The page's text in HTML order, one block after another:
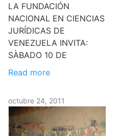
LA FUNDACIÓN
NACIONAL EN CIENCIAS
JURÍDICAS DE
VENEZUELA INVITA:
SÀBADO 10 DE
Read more
octubre 24, 2011